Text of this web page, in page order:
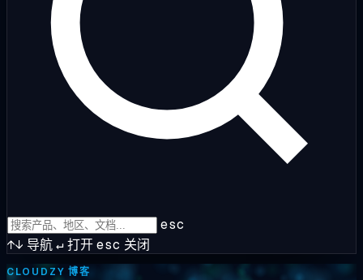
esc
↑↓ 导航↵打开esc 关闭
CLOUDZY 博客